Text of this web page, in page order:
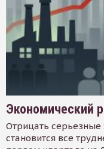
Экономический
Отрицать
становится все